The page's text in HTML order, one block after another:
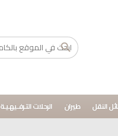
الرحلات التـرفــيهـيـة طيران النقل